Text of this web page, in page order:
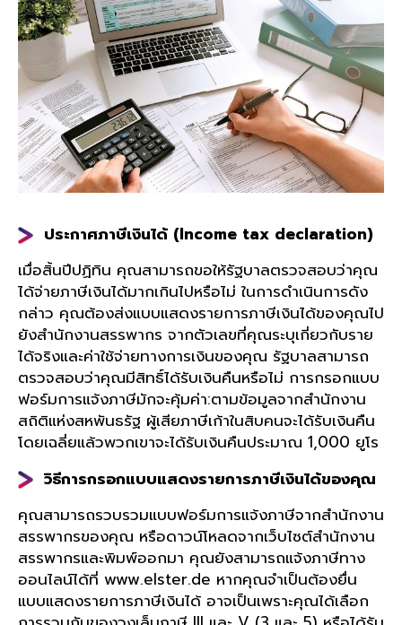
ประกาศภาษีเงินได้ (Income tax declaration)
เมื่อสิ้นปีปฏิทิน คุณสามารถขอให้รัฐบาลตรวจสอบว่าคุณ
ได้จ่ายภาษีเงินได้มากเกินไปหรือไม่ ในการดำเนินการดัง
กล่าว คุณต้องส่งแบบแสดงรายการภาษีเงินได้ของคุณไป
ยังสำนักงานสรรพากร จากตัวเลขที่คุณระบุเกี่ยวกับราย
ได้จริงและค่าใช้จ่ายทางการเงินของคุณ รัฐบาลสามารถ
ตรวจสอบว่าคุณมีสิทธิ์ได้รับเงินคืนหรือไม่ การกรอกแบบ
ฟอร์มการแจ้งภาษีมักจะคุ้มค่า:ตามข้อมูลจากสำนักงาน
สถิติแห่งสหพันธรัฐ ผู้เสียภาษีเก้าในสิบคนจะได้รับเงินคืน
โดยเฉลี่ยแล้วพวกเขาจะได้รับเงินคืนประมาณ 1,000 ยูโร
วิธีการกรอกแบบแสดงรายการภาษีเงินได้ของคุณ
คุณสามารถรวบรวมแบบฟอร์มการแจ้งภาษีจากสำนักงาน
สรรพากรของคุณ หรือดาวน์โหลดจากเว็บไซต์สำนักงาน
สรรพากรและพิมพ์ออกมา คุณยังสามารถแจ้งภาษีทาง
ออนไลน์ได้ที่ www.elster.de หากคุณจำเป็นต้องยื่น
แบบแสดงรายการภาษีเงินได้ อาจเป็นเพราะคุณได้เลือก